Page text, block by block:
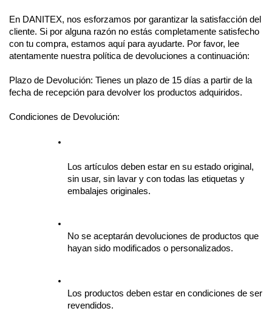
En DANITEX, nos esforzamos por garantizar la satisfacción del
cliente. Si por alguna razón no estás completamente satisfecho
con tu compra, estamos aquí para ayudarte. Por favor, lee
atentamente nuestra política de devoluciones a continuación:
Plazo de Devolución: Tienes un plazo de 15 días a partir de la
fecha de recepción para devolver los productos adquiridos.
Condiciones de Devolución:
Los artículos deben estar en su estado original,
sin usar, sin lavar y con todas las etiquetas y
embalajes originales.
No se aceptarán devoluciones de productos que
hayan sido modificados o personalizados.
Los productos deben estar en condiciones de ser
revendidos.